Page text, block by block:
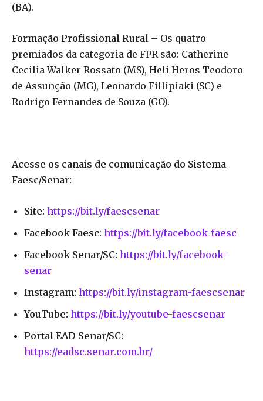
(BA).
Formação Profissional Rural – Os quatro
premiados da categoria de FPR são: Catherine
Cecilia Walker Rossato (MS), Heli Heros Teodoro
de Assunção (MG), Leonardo Fillipiaki (SC) e
Rodrigo Fernandes de Souza (GO).
Acesse os canais de comunicação do Sistema
Faesc/Senar:
Site: https://bit.ly/faescsenar
Facebook Faesc: https://bit.ly/facebook-faesc
Facebook Senar/SC: https://bit.ly/facebook-
senar
Instagram: https://bit.ly/instagram-faescsenar
YouTube: https://bit.ly/youtube-faescsenar
Portal EAD Senar/SC:
https://eadsc.senar.com.br/